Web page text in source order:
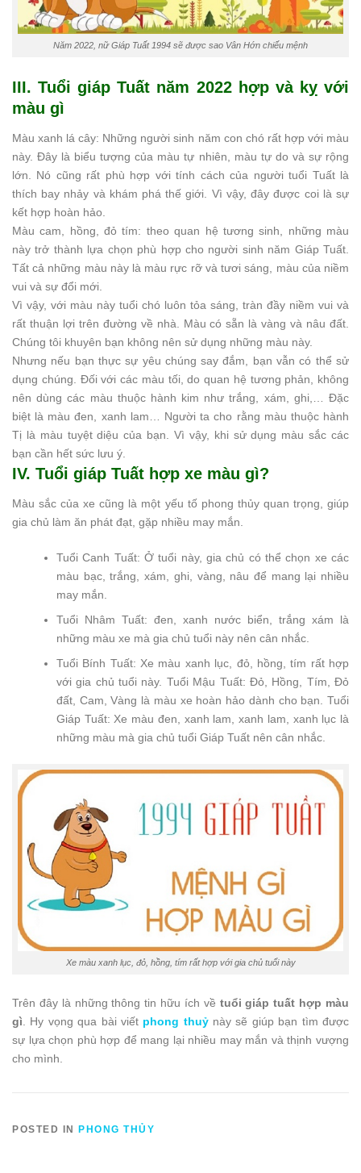
Năm 2022, nữ Giáp Tuất 1994 sẽ được sao Vân Hớn chiếu mệnh
III. Tuổi giáp Tuất năm 2022 hợp và kỵ với
màu gì
Màu xanh lá cây: Những người sinh năm con chó rất hợp với màu
này. Đây là biểu tượng của màu tự nhiên, màu tự do và sự rộng
lớn. Nó cũng rất phù hợp với tính cách của người tuổi Tuất là
thích bay nhảy và khám phá thế giới. Vì vậy, đây được coi là sự
kết hợp hoàn hảo.
Màu cam, hồng, đỏ tím: theo quan hệ tương sinh, những màu
này trở thành lựa chọn phù hợp cho người sinh năm Giáp Tuất.
Tất cả những màu này là màu rực rỡ và tươi sáng, màu của niềm
vui và sự đổi mới.
Vì vậy, với màu này tuổi chó luôn tỏa sáng, tràn đầy niềm vui và
rất thuận lợi trên đường về nhà. Màu có sẵn là vàng và nâu đất.
Chúng tôi khuyên bạn không nên sử dụng những màu này.
Nhưng nếu bạn thực sự yêu chúng say đắm, bạn vẫn có thể sử
dụng chúng. Đối với các màu tối, do quan hệ tương phản, không
nên dùng các màu thuộc hành kim như trắng, xám, ghi,… Đặc
biệt là màu đen, xanh lam… Người ta cho rằng màu thuộc hành
Tị là màu tuyệt diệu của bạn. Vì vậy, khi sử dụng màu sắc các
bạn cần hết sức lưu ý.
IV. Tuổi giáp Tuất hợp xe màu gì?
Màu sắc của xe cũng là một yếu tố phong thủy quan trọng, giúp
gia chủ làm ăn phát đạt, gặp nhiều may mắn.
Tuổi Canh Tuất: Ở tuổi này, gia chủ có thể chọn xe các
màu bạc, trắng, xám, ghi, vàng, nâu để mang lại nhiều
may mắn.
Tuổi Nhâm Tuất: đen, xanh nước biển, trắng xám là
những màu xe mà gia chủ tuổi này nên cân nhắc.
Tuổi Bính Tuất: Xe màu xanh lục, đỏ, hồng, tím rất hợp
với gia chủ tuổi này. Tuổi Mậu Tuất: Đỏ, Hồng, Tím, Đỏ
đất, Cam, Vàng là màu xe hoàn hảo dành cho bạn. Tuổi
Giáp Tuất: Xe màu đen, xanh lam, xanh lam, xanh lục là
những màu mà gia chủ tuổi Giáp Tuất nên cân nhắc.
Xe màu xanh lục, đỏ, hồng, tím rất hợp với gia chủ tuổi này
Trên đây là những thông tin hữu ích về tuổi giáp tuất hợp màu
gì . Hy vọng qua bài viết phong thuỷnày sẽ giúp bạn tìm được
sự lựa chọn phù hợp để mang lại nhiều may mắn và thịnh vượng
cho mình.
POSTED IN PHONG THỦY